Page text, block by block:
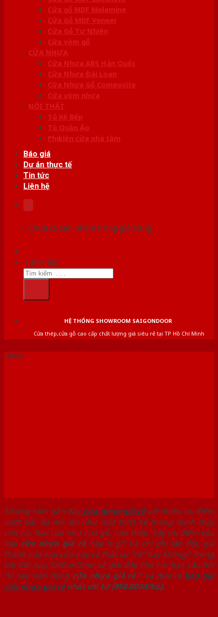
Cửa gỗ MDF Melamine
Cửa Gỗ MDF Veneer
Cửa Gỗ Tự Nhiên
Cửa vòm gỗ
CỬA NHỰA
Cửa Nhựa ABS Hàn Quốc
Cửa Nhựa Đài Loan
Cửa Nhựa Gỗ Composite
Cửa vòm nhựa
NỘI THẤT
Tủ Kệ Bếp
Tủ Quần Áo
Phụ kiện cửa nhà tắm
Báo giá
Dự án thực tế
Tin tức
Liên hệ
Chưa có sản phẩm trong giỏ hàng.
Tìm kiếm:
HỆ THỐNG SHOWROOM SAIGONDOOR
Cửa thép,cửa gỗ cao cấp chất lượng giá siêu rẻ tại TP Hồ Chí Minh
Tin tức
Những năm gần đây, cửa nhựa giá rẻvới nhiều ưu điểm
vượt bậc đã nổi lên như một thiết kế thông minh thay
cho các loại cửa như cửa gỗ, cửa thép. Vậy ưu điểm của
loại cửa nhựa giá rẻ này là gì? Và chi phí lắp đặt, giá
thành của loại cửa này có thật sự “rẻ” hay không? Trong
bài viết này, SaiGonDoor sẽ giải đáp cho các bạn câu hỏi
“Vì sao nên dùng cửa nhựa giá rẻ?” và đưa ra báo giá
cửa nhựa giá rẻ nhất chỉ từ [950.000đ/bộ].